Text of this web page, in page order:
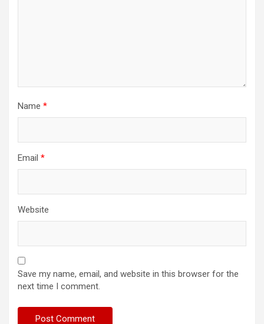
Name *
Email *
Website
Save my name, email, and website in this browser for the
next time I comment.